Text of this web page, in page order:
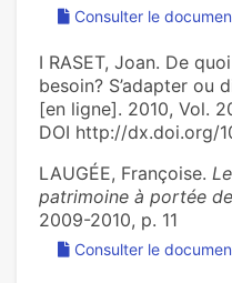
Consulter le
I RASET, Joan. De
besoin? S’adapter ou
[en ligne]. 2010, Vol.
DOI http://dx.doi.org/
LAUGÉE, Françoise.
patrimoine à portée
2009-2010, p. 11
Consulter le